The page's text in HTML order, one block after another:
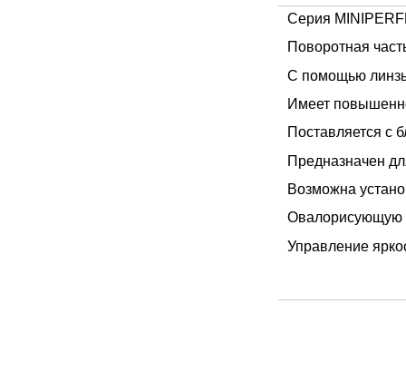
Серия
Поворотная
С помощью линзы
Имеет
Поставляется с
Предназначен
Возможна
Овалорисующую
Управление